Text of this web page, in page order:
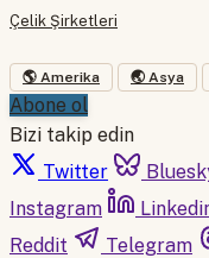
Çelik Şirketleri
🌎 Amerika 🌏 Asya
Abone ol
Bizi takip edin
Twitter
Instagram
Reddit
Telegram